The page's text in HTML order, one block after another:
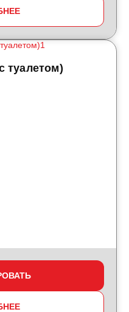
туалетом)